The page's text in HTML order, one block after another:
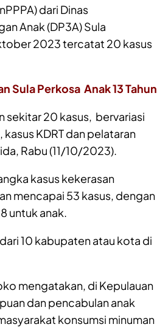
dari Dinas
Anak (DP3A) Sula
2023 tercatat 20 kasus
Sula Perkosa Anak 13 Tahun
sekitar 20 kasus, bervariasi
KDRT dan pelataran
Rabu (11/10/2023).
kasus kekerasan
mencapai 53 kasus, dengan
untuk anak.
10 kabupaten atau kota di
mengatakan, di Kepulauan
dan pencabulan anak
konsumsi minuman